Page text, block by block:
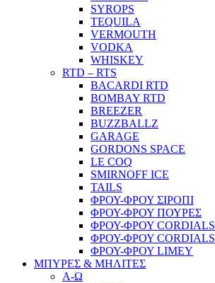
SYROPS
TEQUILA
VERMOUTH
VODKA
WHISKEY
RTD – RTS
BACARDI RTD
BOMBAY RTD
BREEZER
BUZZBALLZ
GARAGE
GORDONS SPACE
LE COQ
SMIRNOFF ICE
TAILS
ΦΡΟΥ-ΦΡΟΥ ΣΙΡΟΠΙ
ΦΡΟΥ-ΦΡΟΥ ΠΟΥΡΕΣ
ΦΡΟΥ-ΦΡΟΥ CORDIALS
ΦΡΟΥ-ΦΡΟΥ CORDIALS
ΦΡΟΥ-ΦΡΟΥ LIMEY
ΜΠΥΡΕΣ & ΜΗΛΙΤΕΣ
Α-Ω